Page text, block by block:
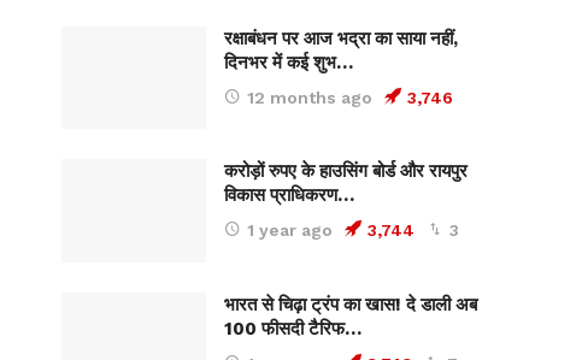
रक्षाबंधन पर आज भद्रा का साया नहीं,
दिनभर में कई शुभ…
12 months ago 3,746
करोड़ों रुपए के हाउसिंग बोर्ड और रायपुर
विकास प्राधिकरण…
1 year ago 3,744 3
भारत से चिढ़ा ट्रंप का खास! दे डाली अब
100 फीसदी टैरिफ…